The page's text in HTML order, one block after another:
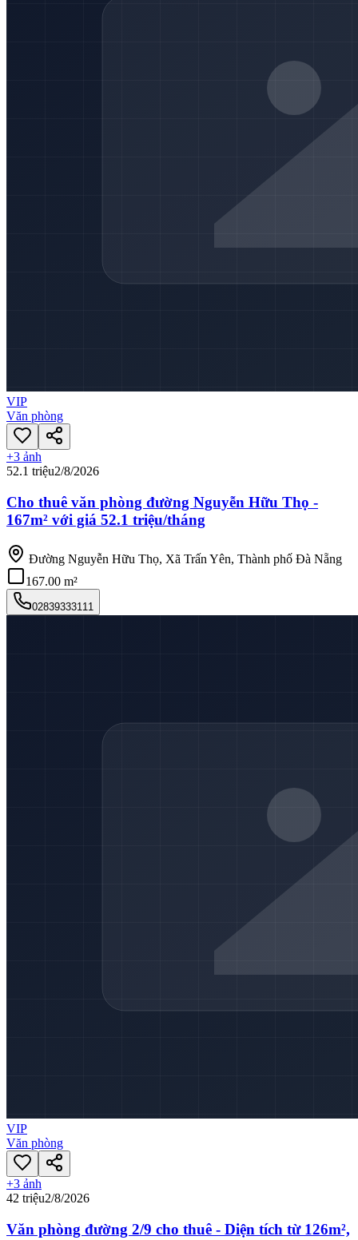
VIP
Văn phòng
+3 ảnh
52.1 triệu2/8/2026
Cho thuê văn phòng đường Nguyễn Hữu Thọ -
167m² với giá 52.1 triệu/tháng
Đường Nguyễn Hữu Thọ, Xã Trấn Yên, Thành phố Đà Nẵng
167.00 m²
02839333111
VIP
Văn phòng
+3 ảnh
42 triệu2/8/2026
Văn phòng đường 2/9 cho thuê - Diện tích từ 126m²,